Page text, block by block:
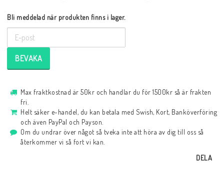
Bli meddelad när produkten finns i lager.
BEVAKA
Max fraktkostnad är 50kr och handlar du för 1500kr så är frakten
fri.
Helt säker e-handel, du kan betala med Swish, Kort, Banköverföring
och även PayPal och Payson.
Om du undrar över något så tveka inte att höra av dig till oss så
återkommer vi så fort vi kan.
DELA